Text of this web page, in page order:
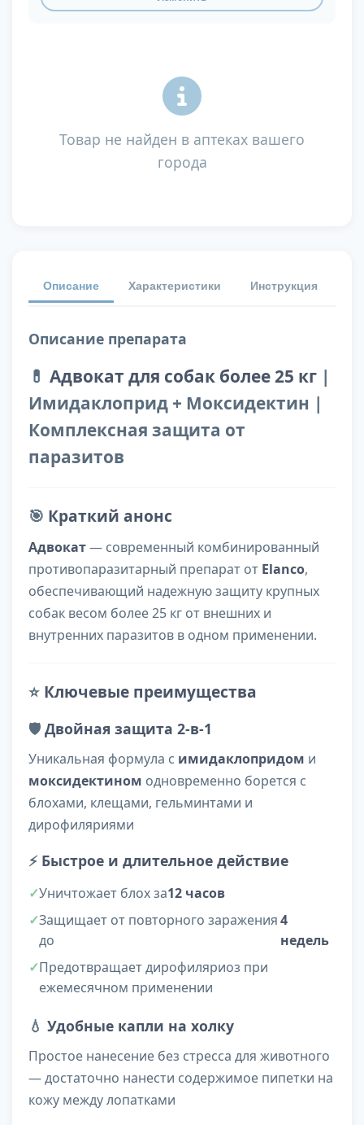
Товар не найден в аптеках вашего
города
Описание Характеристики Инструкция
Описание препарата
💊 Адвокат для собак более 25 кг |
Имидаклоприд + Моксидектин |
Комплексная защита от
паразитов
🎯 Краткий анонс
Адвокат— современный комбинированный
противопаразитарный препарат от Elanco,
обеспечивающий надежную защиту крупных
собак весом более 25 кг от внешних и
внутренних паразитов в одном применении.
⭐ Ключевые преимущества
🛡️ Двойная защита 2-в-1
Уникальная формула с имидаклопридом и
моксидектином одновременно борется с
блохами, клещами, гельминтами и
дирофиляриями
⚡ Быстрое и длительное действие
Уничтожает блох за12 часов
Защищает от повторного заражения
до
4
недель
Предотвращает дирофиляриоз при
ежемесячном применении
💧 Удобные капли на холку
Простое нанесение без стресса для животного
— достаточно нанести содержимое пипетки на
кожу между лопатками